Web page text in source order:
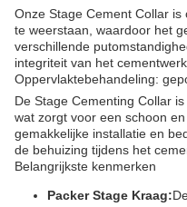
Onze Stage Cement Collar
te weerstaan, waardoor het
verschillende
integriteit van het cementwerk.
Oppervlaktebehandeling:
De Stage Cementing Collar
wat zorgt voor een schoon
gemakkelijke installatie en
de behuizing tijdens het
Belangrijkste kenmerken
Packer Stage Kraag: